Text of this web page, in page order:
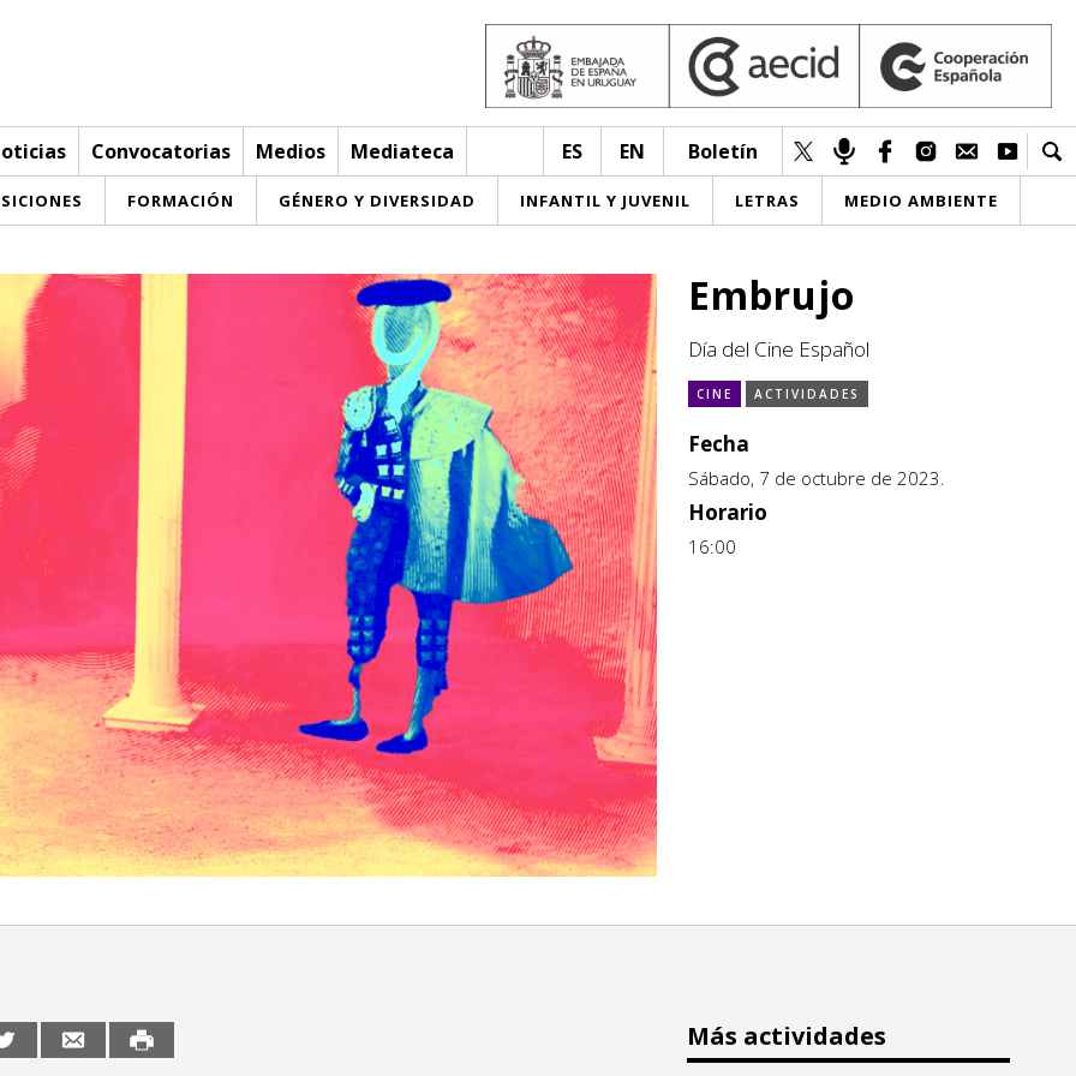
Convocatorias Medios Mediateca ES EN Boletín
FORMACIÓN GÉNERO Y DIVERSIDAD INFANTIL Y JUVENIL LETRAS MEDIO AMBIENTE
Embrujo
Día del Cine Español
CINE ACTIVIDADES
Fecha
Sábado, 7 de octubre de 2023.
Horario
16:00
Más actividades